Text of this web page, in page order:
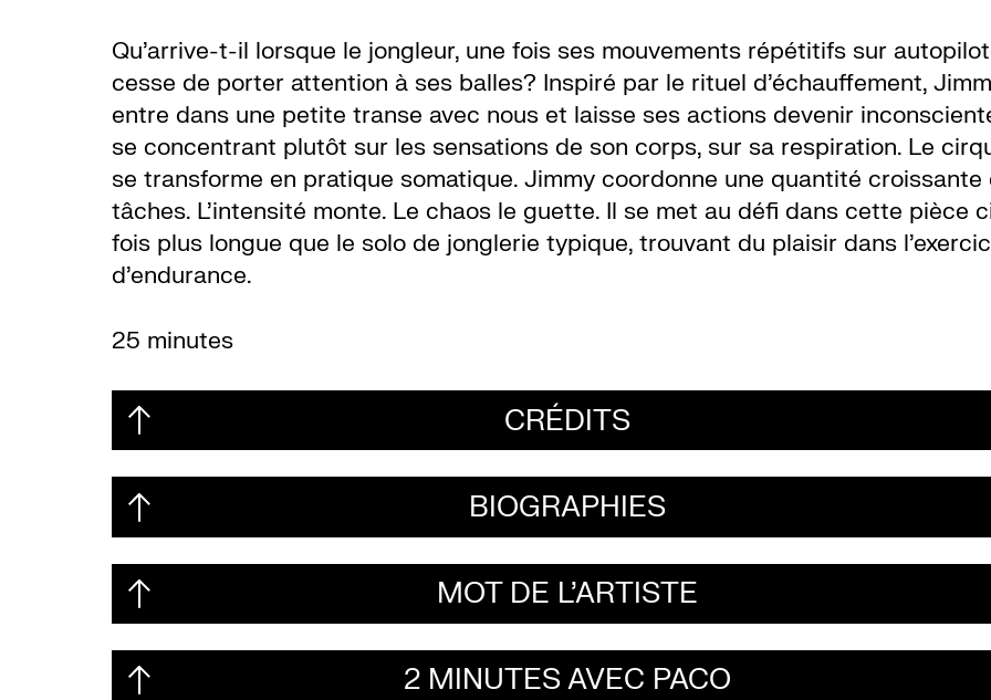
Qu’arrive-t-il lorsque le jongleur, une fois ses mouvements répétitifs sur
cesse de porter attention à ses balles? Inspiré par le rituel d’échauffement,
entre dans une petite transe avec nous et laisse ses actions devenir
se concentrant plutôt sur les sensations de son corps, sur sa respiration. Le
se transforme en pratique somatique. Jimmy coordonne une quantité croissante
tâches. L’intensité monte. Le chaos le guette. Il se met au défi dans cette pièce
fois plus longue que le solo de jonglerie typique, trouvant du plaisir dans
d’endurance.
25 minutes
CRÉDITS
BIOGRAPHIES
MOT DE L'ARTISTE
2 MINUTES AVEC PACO